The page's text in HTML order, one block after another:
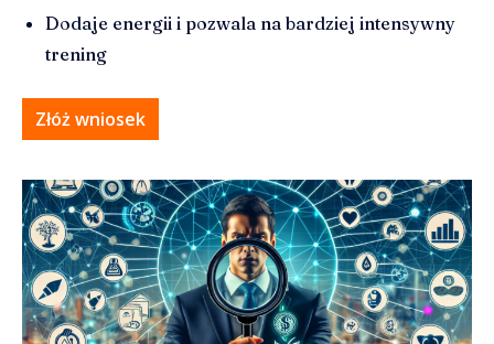
Dodaje energii i pozwala na bardziej intensywny
trening
Złóż wniosek